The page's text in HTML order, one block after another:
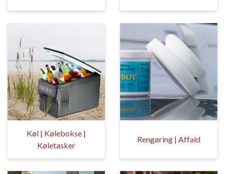
Køl | Kølebokse |
Køletasker
Rengøring | Affald